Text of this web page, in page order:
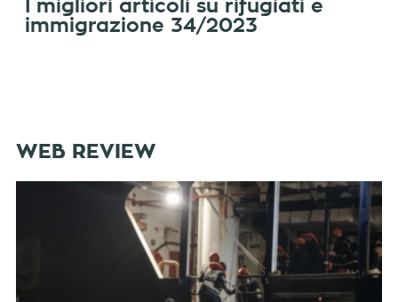
I migliori articoli su rifugiati e
immigrazione 34/2023
WEB REVIEW